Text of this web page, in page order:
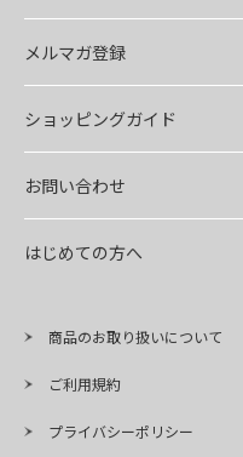
メルマガ登録
ショッピングガイド
お問い合わせ
はじめての方へ
商品のお取り扱いについて
ご利用規約
プライバシーポリシー